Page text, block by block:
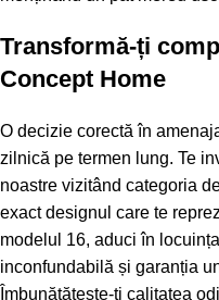
Transformă-ți
Concept Home
O decizie corectă în
zilnică pe termen lung. Te
noastre vizitând categoria
exact designul care te
modelul 16, aduci în
inconfundabilă și garanția
Îmbunătățește-ți calitatea